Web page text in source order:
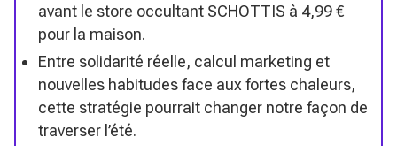
avant le store occultant SCHOTTIS à 4,99 €
pour la maison.
Entre solidarité réelle, calcul marketing et
nouvelles habitudes face aux fortes chaleurs,
cette stratégie pourrait changer notre façon de
traverser l’été.